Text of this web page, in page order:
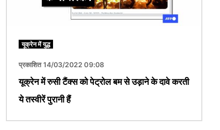
यूक्रेन में युद्ध
प्रकाशित 14/03/2022 09:08
यूक्रेन में रुसी टैंक्स को पेट्रोल बम से उड़ाने के दावे करती
ये तस्वीरें पुरानी हैं